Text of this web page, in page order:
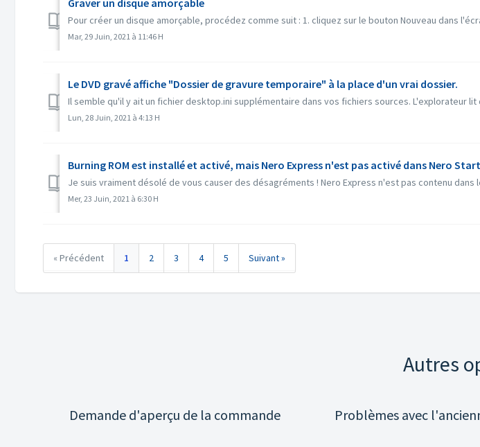
Graver un disque amorçable
Pour créer un disque amorçable, procédez comme suit : 1. cliquez sur le bouton Nouveau dans
Mar, 29 Juin, 2021 à 11:46 H
Le DVD gravé affiche "Dossier de gravure temporaire" à la place d'un vrai dossier.
Il semble qu'il y ait un fichier desktop.ini supplémentaire dans vos fichiers sources. L'explorateur
Lun, 28 Juin, 2021 à 4:13 H
Burning ROM est installé et activé, mais Nero Express n'est pas activé dans Nero
Je suis vraiment désolé de vous causer des désagréments ! Nero Express n'est pas contenu dans
Mer, 23 Juin, 2021 à 6:30 H
« Précédent 1 2 3 4 5 Suivant »
Autres
Demande d'aperçu de la commande Problèmes avec